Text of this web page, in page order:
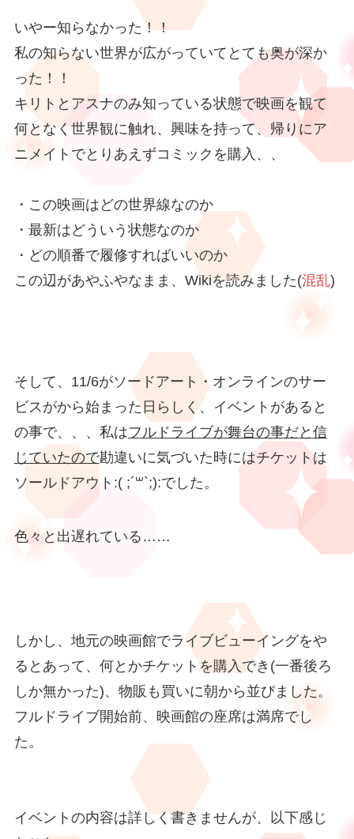
いやー知らなかった！！
私の知らない世界が広がっていてとても奥が深か
った！！
キリトとアスナのみ知っている状態で映画を観て
何となく世界観に触れ、興味を持って、帰りにア
ニメイトでとりあえずコミックを購入、、
・この映画はどの世界線なのか
・最新はどういう状態なのか
・どの順番で履修すればいいのか
この辺があやふやなまま、Wikiを読みました(混乱)
そして、11/6がソードアート・オンラインのサー
ビスがから始まった日らしく、イベントがあると
の事で、、、私はフルドライブが舞台の事だと信
じていたので勘違いに気づいた時にはチケットは
ソールドアウト:( ;´꒳`;):でした。
色々と出遅れている……
しかし、地元の映画館でライブビューイングをや
るとあって、何とかチケットを購入でき(一番後ろ
しか無かった)、物販も買いに朝から並びました。
フルドライブ開始前、映画館の座席は満席でし
た。
イベントの内容は詳しく書きませんが、以下感じ